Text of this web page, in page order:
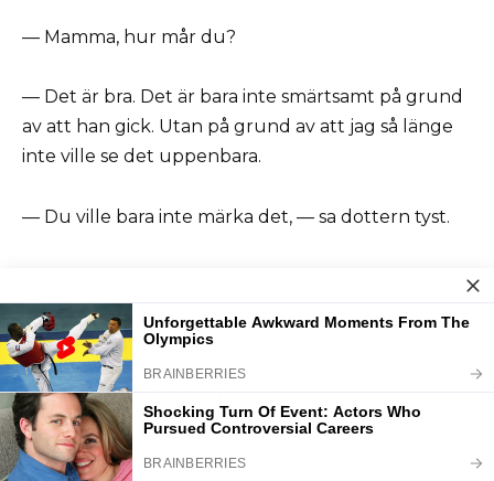
— Mamma, hur mår du?
— Det är bra. Det är bara inte smärtsamt på grund
av att han gick. Utan på grund av att jag så länge
inte ville se det uppenbara.
— Du ville bara inte märka det, — sa dottern tyst.
— Ja. Precis så.
I mars ringde Gennadij oväntat.
Som om ingenting hade hänt.